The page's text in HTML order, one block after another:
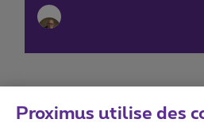
Proximus utilise des